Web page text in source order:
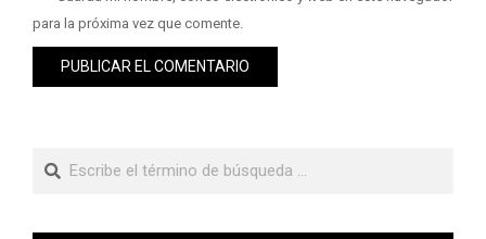
para la próxima vez que comente.